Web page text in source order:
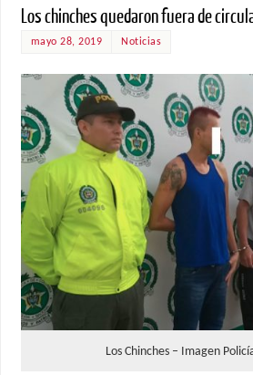
Los chinches quedaron fuera de
mayo 28, 2019 Noticias
Los Chinches – Imagen